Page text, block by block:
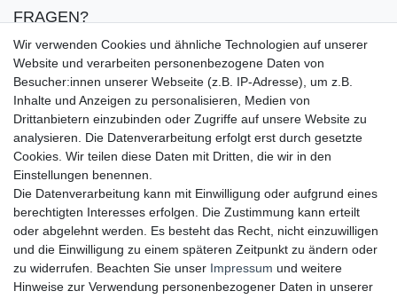
FRAGEN?
▸ FAQ
▸ Zahlungsarten
▸ Versandbedingungen
▸ Gutschein
UNSERE ZAHLUNGSMÖGLICKEITEN
Wir verwenden Cookies und ähnliche Technologien auf unserer
Website und verarbeiten personenbezogene Daten von
Besucher:innen unserer Webseite (z.B. IP-Adresse), um z.B.
Inhalte und Anzeigen zu personalisieren, Medien von
Drittanbietern einzubinden oder Zugriffe auf unsere Website zu
analysieren. Die Datenverarbeitung erfolgt erst durch gesetzte
Cookies. Wir teilen diese Daten mit Dritten, die wir in den
Einstellungen benennen.
Die Datenverarbeitung kann mit Einwilligung oder aufgrund eines
berechtigten Interesses erfolgen. Die Zustimmung kann erteilt
oder abgelehnt werden. Es besteht das Recht, nicht einzuwilligen
und die Einwilligung zu einem späteren Zeitpunkt zu ändern oder
zu widerrufen. Beachten Sie unser Impressum und weitere
Hinweise zur Verwendung personenbezogener Daten in unserer